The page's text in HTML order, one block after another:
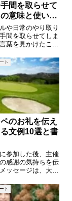
間を取らせて
意味と使い
や日常のやり取り
間を取らせてしま
葉を見かけたこと
の表現は、相手に
持ちを伝える便利
。しかし、正しく
相手に違和感を与
ト
のお礼を伝え
文例10選と書
参加した後、主催
感謝の気持ちを伝
ッセージは、大切
気持ちを伝えるこ
人間関係を築くこ
ト